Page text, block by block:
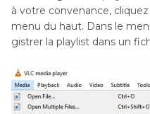
à votre convenance,
menu du haut. Dans le
gistrer la playlist dans un